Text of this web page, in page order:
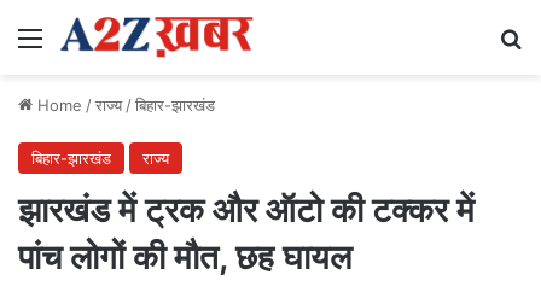
Menu
Home /राज्य/बिहार-झारखंड
बिहार-झारखंड राज्य
झारखंड में ट्रक और ऑटो की टक्कर में
पांच लोगों की मौत, छह घायल